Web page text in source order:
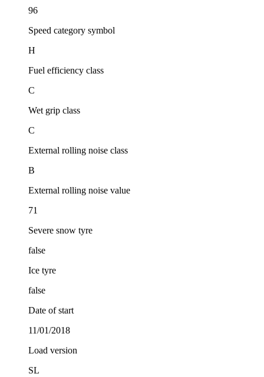
96
Speed category symbol
H
Fuel efficiency class
C
Wet grip class
C
External rolling noise class
B
External rolling noise value
71
Severe snow tyre
false
Ice tyre
false
Date of start
11/01/2018
Load version
SL